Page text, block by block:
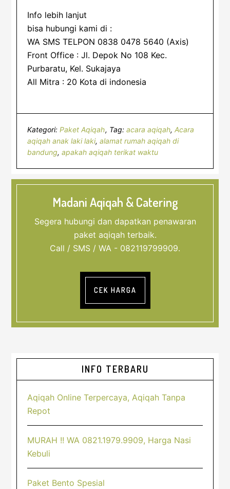
Info lebih lanjut
bisa hubungi kami di :
WA SMS TELPON 0838 0478 5640 (Axis)
Front Office : Jl. Depok No 108 Kec.
Purbaratu, Kel. Sukajaya
All Mitra : 20 Kota di indonesia
Kategori:Paket Aqiqah Tag:acara aqiqah,Acara
aqiqah anak laki laki,alamat rumah aqiqah di
bandung,apakah aqiqah terikat waktu
Madani Aqiqah & Catering
Segera hubungi dan dapatkan penawaran
paket aqiqah terbaik.
Call / SMS / WA - 082119799909.
CEK HARGA
Sidebar
Utama
INFO TERBARU
Aqiqah Online Terpercaya, Aqiqah Tanpa
Repot
MURAH !! WA 0821.1979.9909, Harga Nasi
Kebuli
Paket Bento Spesial